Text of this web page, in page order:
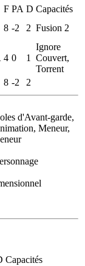
F PA D Capacités
8 -2 2 Fusion 2
4 0 1
Ignore
Couvert,
Torrent
8 -2 2
d'Avant-garde,
Meneur,
Capacités